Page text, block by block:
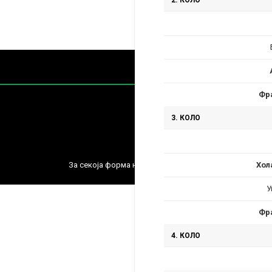
3. КОЛО
4. КОЛО
За секоја форма на распространување,